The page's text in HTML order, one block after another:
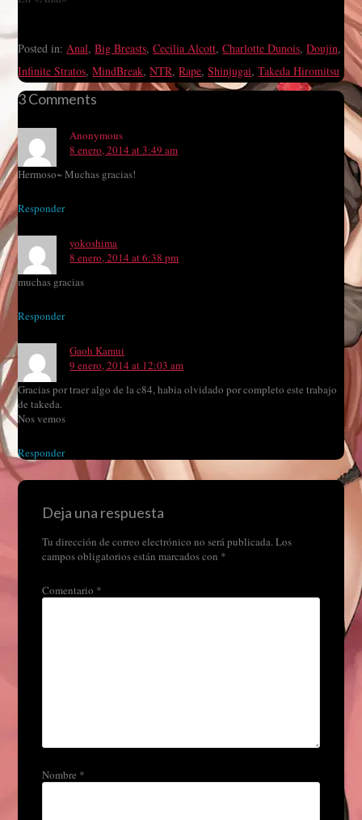
Posted in:Anal,Big Breasts,Cecilia Alcott,Charlotte Dunois,Doujin,
Infinite Stratos,MindBreak,NTR,Rape,Shinjugai,Takeda Hiromitsu
3 Comments
Anonymous
8 enero, 2014 at 3:49 am
Hermoso~ Muchas gracias!
Responder
yokoshima
8 enero, 2014 at 6:38 pm
muchas gracias
Responder
Gaoh Kamui
9 enero, 2014 at 12:03 am
Gracias por traer algo de la c84, habia olvidado por completo este trabajo
de takeda.
Nos vemos
Responder
Deja una respuesta
Tu dirección de correo electrónico no será publicada.Los
campos obligatorios están marcados con *
Comentario *
Nombre *